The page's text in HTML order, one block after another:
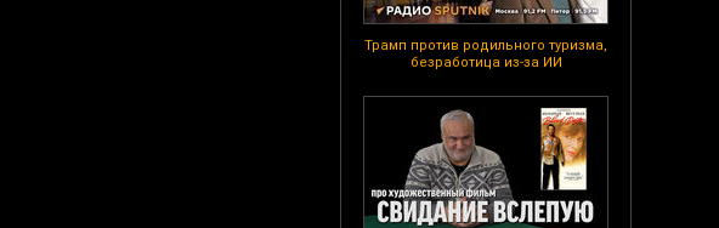
Трамп против родильного туризма,
безработица из-за ИИ